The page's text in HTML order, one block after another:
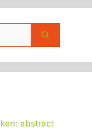
abstract